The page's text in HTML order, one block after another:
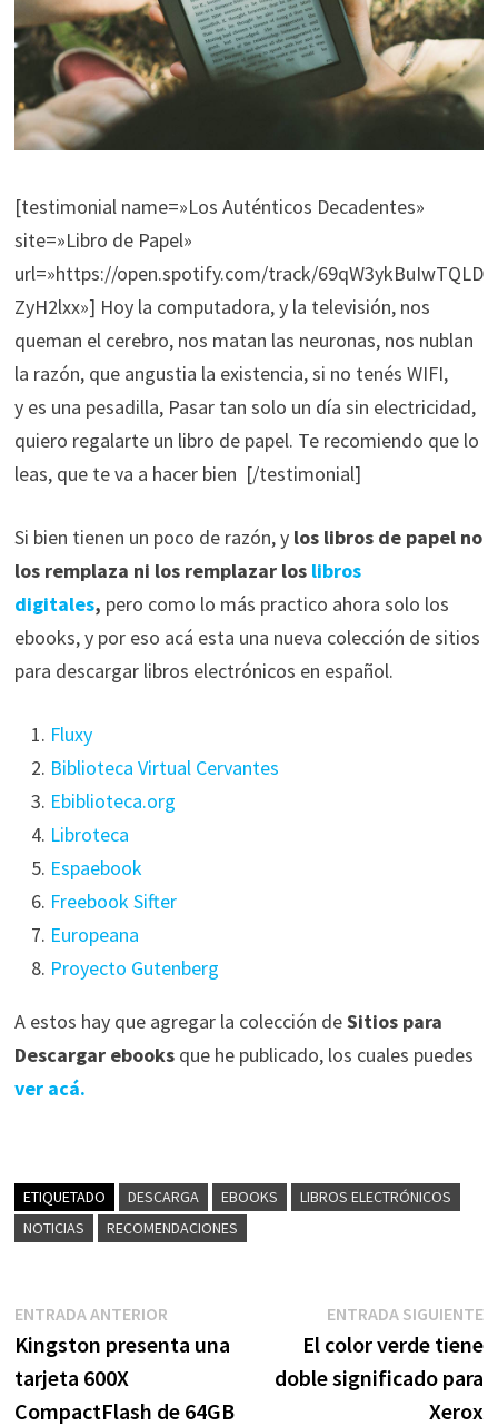
[testimonial name=»Los Auténticos Decadentes»
site=»Libro de Papel»
url=»https://open.spotify.com/track/69qW3ykBuIwTQLD
ZyH2lxx»] Hoy la computadora, y la televisión, nos
queman el cerebro, nos matan las neuronas, nos nublan
la razón, que angustia la existencia, si no tenés WIFI,
y es una pesadilla, Pasar tan solo un día sin electricidad,
quiero regalarte un libro de papel. Te recomiendo que lo
leas, que te va a hacer bien [/testimonial]
Si bien tienen un poco de razón, y los libros de papel no
los remplaza ni los remplazar los libros
digitales, pero como lo más practico ahora solo los
ebooks, y por eso acá esta una nueva colección de sitios
para descargar libros electrónicos en español.
Fluxy
Biblioteca Virtual Cervantes
Ebiblioteca.org
Libroteca
Espaebook
Freebook Sifter
Europeana
Proyecto Gutenberg
A estos hay que agregar la colección deSitios para
Descargar ebooksque he publicado, los cuales puedes
ver acá.
ETIQUETADO DESCARGA EBOOKS
LIBROS ELECTRÓNICOS
NOTICIAS
RECOMENDACIONES
Navegación
de
entradas
ENTRADA ANTERIOREntrada
anterior:
Kingston presenta una
tarjeta 600X
CompactFlash de 64GB
ENTRADA SIGUIENTE
El color verde tiene
doble significado para
Xerox